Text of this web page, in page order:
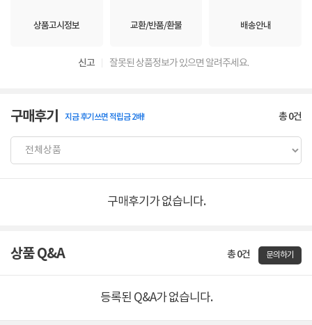
상품고시정보 교환/반품/환불 배송안내
신고 잘못된 상품정보가 있으면 알려주세요.
구매후기 지금 후기쓰면 적립금 2배! 총0건
구매후기가 없습니다.
상품 Q&A 총 0건 문의하기
등록된 Q&A가 없습니다.